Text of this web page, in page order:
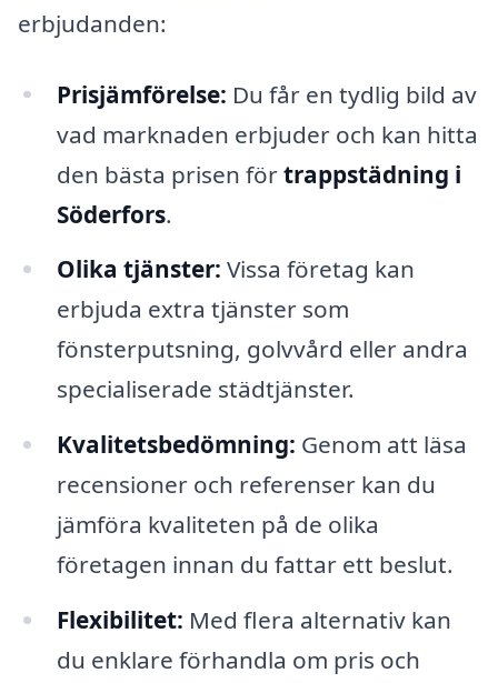
erbjudanden:
Prisjämförelse: Du får en tydlig bild av
vad marknaden erbjuder och kan hitta
den bästa prisen förtrappstädning i
Söderfors.
Olika tjänster: Vissa företag kan
erbjuda extra tjänster som
fönsterputsning, golvvård eller andra
specialiserade städtjänster.
Kvalitetsbedömning: Genom att läsa
recensioner och referenser kan du
jämföra kvaliteten på de olika
företagen innan du fattar ett beslut.
Flexibilitet: Med flera alternativ kan
du enklare förhandla om pris och